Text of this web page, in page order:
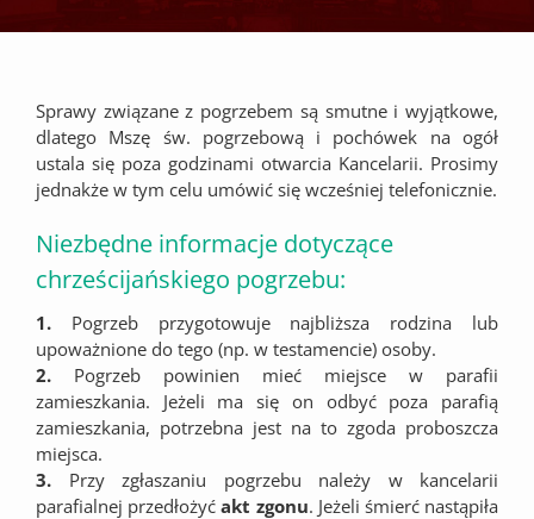
Sprawy związane z pogrzebem są smutne i wyjątkowe,
dlatego Mszę św. pogrzebową i pochówek na ogół
ustala się poza godzinami otwarcia Kancelarii. Prosimy
jednakże w tym celu umówić się wcześniej telefonicznie.
Niezbędne informacje dotyczące
chrześcijańskiego pogrzebu:
1. Pogrzeb przygotowuje najbliższa rodzina lub
upoważnione do tego (np. w testamencie) osoby.
2. Pogrzeb powinien mieć miejsce w parafii
zamieszkania. Jeżeli ma się on odbyć poza parafią
zamieszkania, potrzebna jest na to zgoda proboszcza
miejsca.
3. Przy zgłaszaniu pogrzebu należy w kancelarii
parafialnej przedłożyćakt zgonu. Jeżeli śmierć nastąpiła